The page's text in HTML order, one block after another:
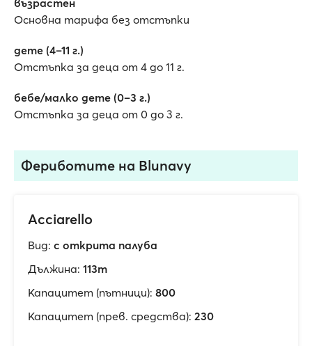
възрастен
Основна тарифа без отстъпки
дете (4–11 г.)
Отстъпка за деца от 4 до 11 г.
бебе/малко дете (0–3 г.)
Отстъпка за деца от 0 до 3 г.
Фериботите на Blunavy
Acciarello
Вид: с открита палуба
Дължина: 113m
Капацитет (пътници): 800
Капацитет (прев. средства): 230